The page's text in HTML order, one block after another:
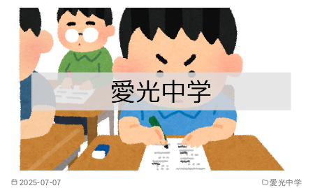
2025-07-07 愛光中学